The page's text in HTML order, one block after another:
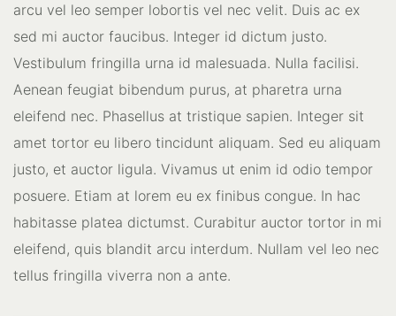
arcu vel leo semper lobortis vel nec velit. Duis ac ex
sed mi auctor faucibus. Integer id dictum justo.
Vestibulum fringilla urna id malesuada. Nulla facilisi.
Aenean feugiat bibendum purus, at pharetra urna
eleifend nec. Phasellus at tristique sapien. Integer sit
amet tortor eu libero tincidunt aliquam. Sed eu aliquam
justo, et auctor ligula. Vivamus ut enim id odio tempor
posuere. Etiam at lorem eu ex finibus congue. In hac
habitasse platea dictumst. Curabitur auctor tortor in mi
eleifend, quis blandit arcu interdum. Nullam vel leo nec
tellus fringilla viverra non a ante.